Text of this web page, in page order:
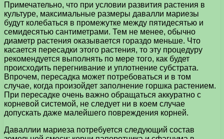
Примечательно, что при условии развития растения в
культуре, максимальные размеры давалли мариезы
будут колебаться в промежутке между пятидесятью и
семидесятью сантиметрами. Тем не менее, обычно
диаметр растения оказывается гораздо меньше. Что
касается пересадки этого растения, то эту процедуру
рекомендуется выполнять по мере того, как будет
происходить перегнивание и уплотнение субстрата.
Впрочем, пересадка может потребоваться и в том
случае, когда произойдет заполнение горшка растением.
При пересадке очень важно обращаться аккуратно с
корневой системой, не следует ни в коем случае
допускать даже малейшего повреждения корней.
Даваллии мариеза потребуется следующий состав